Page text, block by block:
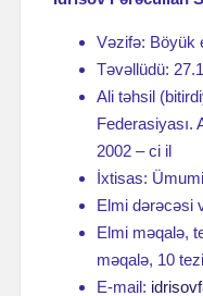
Vəzifə: Böyük
Təvəllüdü:
Ali təhsil
Federasiyası.
2002 – ci il
İxtisas:
Elmi dərəcəsi
Elmi məqalə,
məqalə, 10
E-mail: